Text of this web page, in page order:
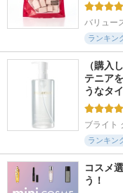
バリュー
ランキン
（購入
テニア
うなタ
ブライト
ランキン
コスメ
う！